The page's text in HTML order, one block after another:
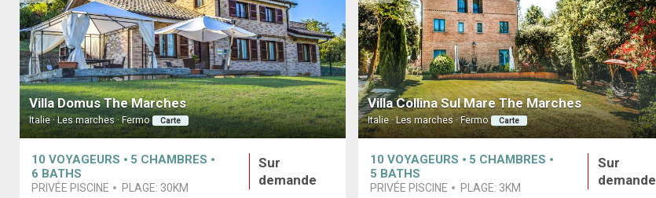
Villa Domus The Marches
Italie · Les marches · Fermo Carte
10 VOYAGEURS 5 CHAMBRES
6 BATHS
PRIVÉE PISCINE PLAGE: 30KM
Sur
demande
Villa Collina Sul Mare The Marches
Italie · Les marches · Fermo Carte
10VOYAGEURS 5 CHAMBRES
5 BATHS
PRIVÉE PISCINE PLAGE: 3KM
Sur
demande